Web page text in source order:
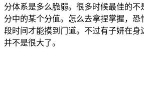
分体系是多么脆弱。很多时候最佳的不
分中的某个分值。怎么去拿捏掌握，恐
段时间才能摸到门道。不过有子妍在身
并不是很大了。